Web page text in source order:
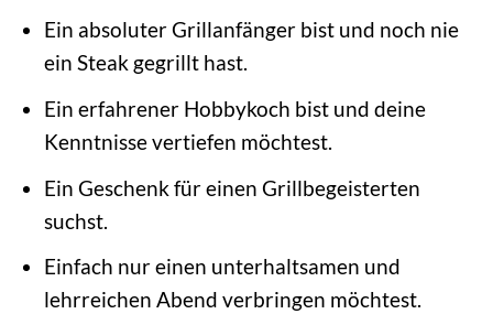
Ein absoluter Grillanfänger bist und noch nie
ein Steak gegrillt hast.
Ein erfahrener Hobbykoch bist und deine
Kenntnisse vertiefen möchtest.
Ein Geschenk für einen Grillbegeisterten
suchst.
Einfach nur einen unterhaltsamen und
lehrreichen Abend verbringen möchtest.